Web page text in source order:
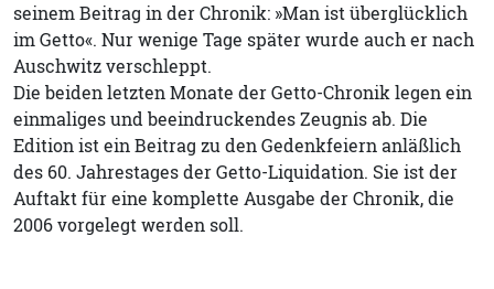
seinem Beitrag in der Chronik: »Man ist überglücklich
im Getto«. Nur wenige Tage später wurde auch er nach
Auschwitz verschleppt.
Die beiden letzten Monate der Getto-Chronik legen ein
einmaliges und beeindruckendes Zeugnis ab. Die
Edition ist ein Beitrag zu den Gedenkfeiern anläßlich
des 60. Jahrestages der Getto-Liquidation. Sie ist der
Auftakt für eine komplette Ausgabe der Chronik, die
2006 vorgelegt werden soll.